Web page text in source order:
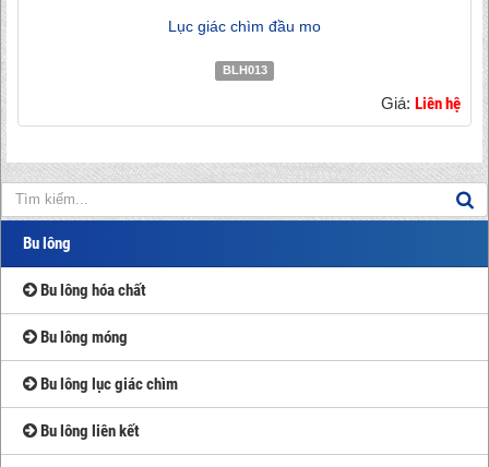
Lục giác chìm đầu mo
BLH013
Giá: Liên hệ
Bu lông
Bu lông hóa chất
Bu lông móng
Bu lông lục giác chìm
Bu lông liên kết